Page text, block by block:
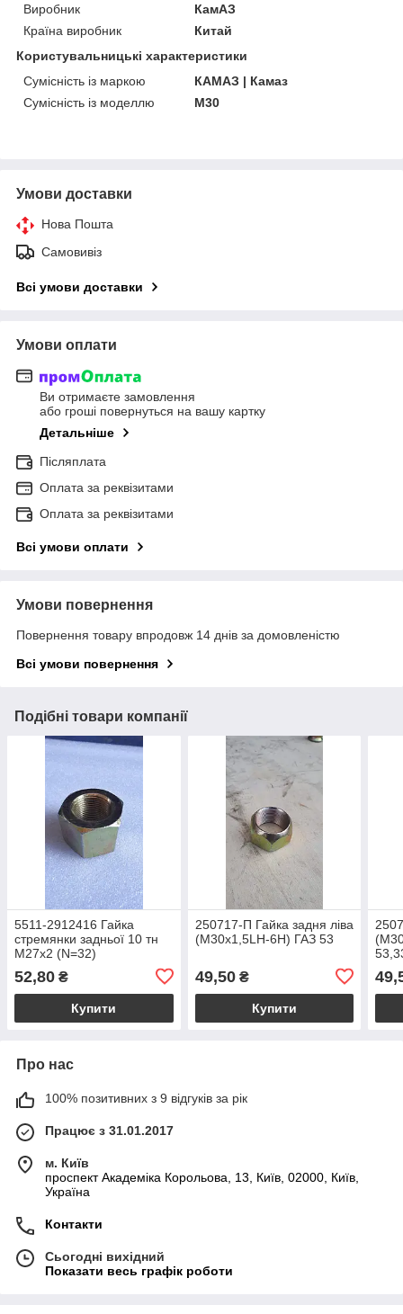
Виробник
КамАЗ
Країна виробник
Китай
Користувальницькі характеристики
Сумісність із маркою
КАМАЗ | Камаз
Сумісність із моделлю
M30
Умови доставки
Нова Пошта
Самовивіз
Всі умови доставки
Умови оплати
Ви отримаєте замовлення
або гроші повернуться на вашу картку
Детальніше
Післяплата
Оплата за реквізитами
Оплата за реквізитами
Всі умови оплати
Умови повернення
Повернення товару впродовж 14 днів за домовленістю
Всі умови повернення
Подібні товари компанії
5511-2912416 Гайка
стремянки задньої 10 тн
М27х2 (N=32)
52,80 ₴
Купити
250717-П Гайка задня ліва
(М30х1,5LH-6H) ГАЗ 53
49,50₴
Купити
Про нас
100% позитивних з 9 відгуків за рік
Працює з 31.01.2017
м. Київ
проспект Академіка Корольова, 13, Київ, 02000, Київ,
Україна
Контакти
Сьогодні вихідний
Показати весь графік роботи